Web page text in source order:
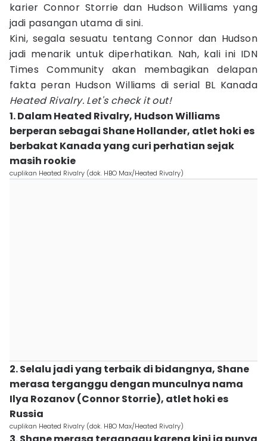
karier Connor Storrie dan Hudson Williams yang
jadi pasangan utama di sini.
Kini, segala sesuatu tentang Connor dan Hudson
jadi menarik untuk diperhatikan. Nah, kali ini IDN
Times Community akan membagikan delapan
fakta peran Hudson Williams di serial BL Kanada
Heated Rivalry. Let's check it out!
1. Dalam Heated Rivalry, Hudson Williams
berperan sebagai Shane Hollander, atlet hoki es
berbakat Kanada yang curi perhatian sejak
masih rookie
cuplikan Heated Rivalry (dok. HBO Max/Heated Rivalry)
2. Selalu jadi yang terbaik di bidangnya, Shane
merasa terganggu dengan munculnya nama
Ilya Rozanov (Connor Storrie), atlet hoki es
Russia
cuplikan Heated Rivalry (dok. HBO Max/Heated Rivalry)